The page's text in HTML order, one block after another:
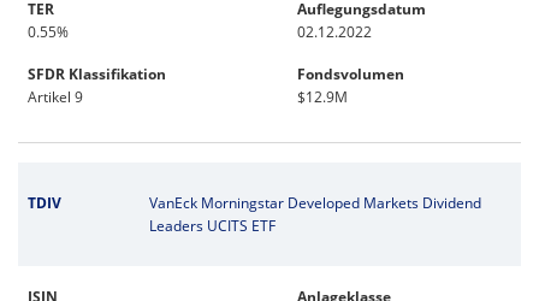
TER
0.55%
Auflegungsdatum
02.12.2022
SFDR Klassifikation
Artikel 9
Fondsvolumen
$12.9M
TDIV
VanEck Morningstar Developed Markets Dividend
Leaders UCITS ETF
ISIN Anlageklasse